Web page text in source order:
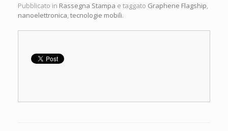
Pubblicato in Rassegna Stampa e taggato Graphene Flagship,
nanoelettronica,tecnologie mobili.